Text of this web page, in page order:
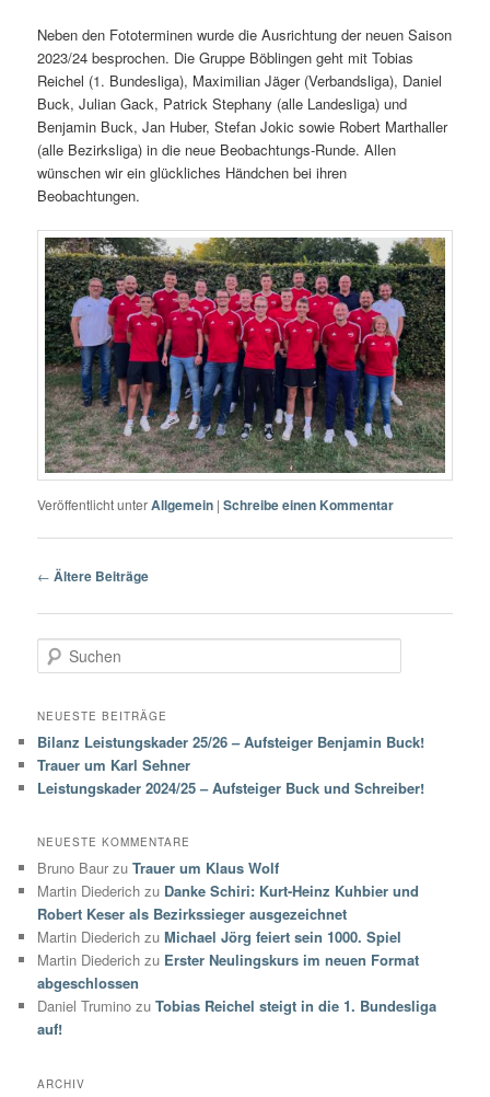
Neben den Fototerminen wurde die Ausrichtung der neuen Saison
2023/24 besprochen. Die Gruppe Böblingen geht mit Tobias
Reichel (1. Bundesliga), Maximilian Jäger (Verbandsliga), Daniel
Buck, Julian Gack, Patrick Stephany (alle Landesliga) und
Benjamin Buck, Jan Huber, Stefan Jokic sowie Robert Marthaller
(alle Bezirksliga) in die neue Beobachtungs-Runde. Allen
wünschen wir ein glückliches Händchen bei ihren
Beobachtungen.
Veröffentlicht unterAllgemein |Schreibe einen Kommentar
Beitragsnavigation
← Ältere Beiträge
u
h
n
NEUESTE BEITRÄGE
Bilanz Leistungskader 25/26 – Aufsteiger Benjamin Buck!
Trauer um Karl Sehner
Leistungskader 2024/25 – Aufsteiger Buck und Schreiber!
NEUESTE KOMMENTARE
Bruno Baur zuTrauer um Klaus Wolf
Martin Diederich zu Danke Schiri: Kurt-Heinz Kuhbier und
Robert Keser als Bezirkssieger ausgezeichnet
Martin Diederich zuMichael Jörg feiert sein 1000. Spiel
Martin Diederich zu Erster Neulingskurs im neuen Format
abgeschlossen
Daniel Trumino zuTobias Reichel steigt in die 1. Bundesliga
auf!
ARCHIV